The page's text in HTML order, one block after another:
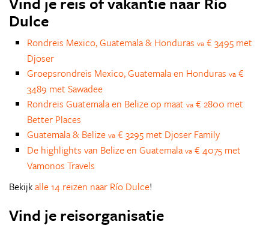
Dulce
Rondreis Mexico, Guatemala & Honduras va € 3495 met
Djoser
Groepsrondreis Mexico, Guatemala en Honduras va €
3489 met Sawadee
Rondreis Guatemala en Belize op maat va € 2800 met
Better Places
Guatemala & Belize va € 3295 met Djoser Family
De highlights van Belize en Guatemala va € 4075 met
Vamonos Travels
Bekijkalle 14 reizen naar Río Dulce!
Vind je reisorganisatie